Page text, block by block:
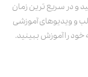
و در سریع ترین زمان
و ویدیوهای آموزشی
خود را آموزش ببینید.